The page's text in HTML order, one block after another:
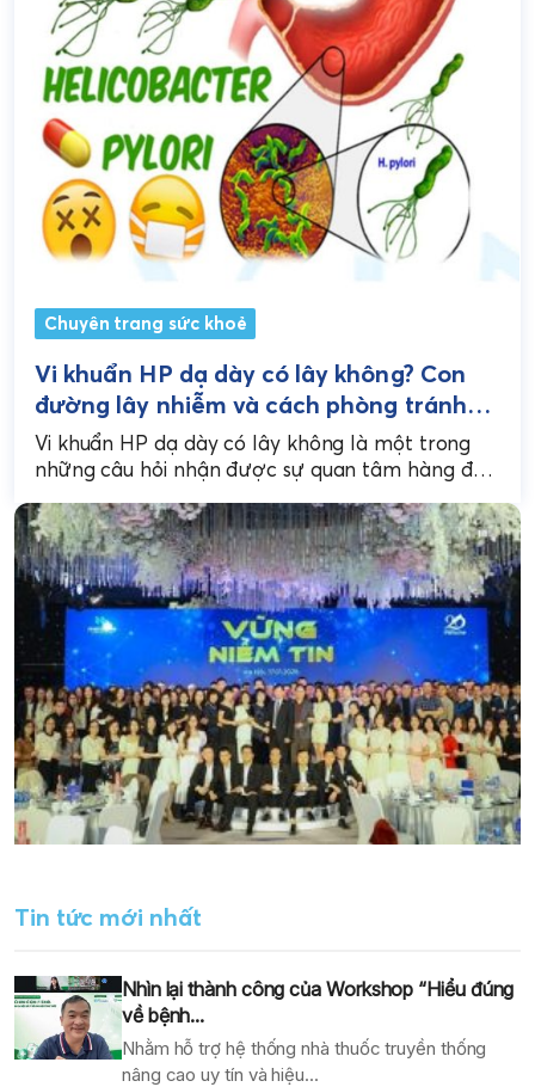
Chuyên trang sức khoẻ
Vi khuẩn HP dạ dày có lây không? Con
đường lây nhiễm và cách phòng tránh
hiệu quả
Vi khuẩn HP dạ dày có lây không là một trong
những câu hỏi nhận được sự quan tâm hàng đầu
Tin tức mới nhất
Nhìn lại thành công của Workshop “Hiểu đúng
về bệnh...
Nhằm hỗ trợ hệ thống nhà thuốc truyền thống
nâng cao uy tín và hiệu...